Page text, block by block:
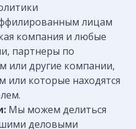
лицам
компания и любые
партнеры по
или другие компании,
которые находятся
Мы можем делиться
деловыми